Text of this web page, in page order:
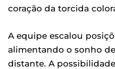
coração da torcida
A equipe escalou
alimentando o sonho
distante. A